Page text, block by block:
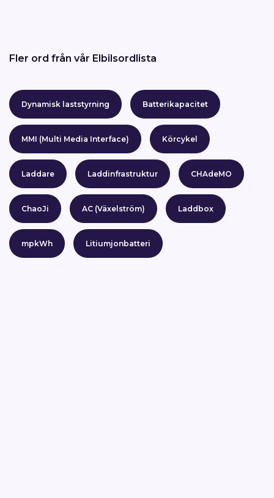
Fler ord från vår Elbilsordlista
Dynamisk laststyrning Batterikapacitet
MMI (Multi Media Interface) Körcykel
Laddare Laddinfrastruktur CHAdeMO
ChaoJi AC (Växelström) Laddbox
mpkWh Litiumjonbatteri